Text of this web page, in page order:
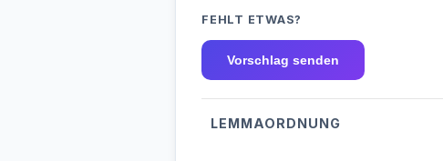
FEHLT ETWAS?
Vorschlag senden
LEMMAORDNUNG